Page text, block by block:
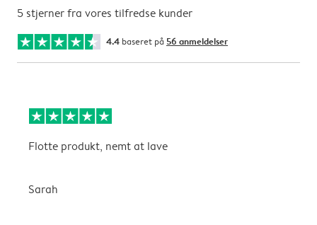
5 stjerner fra vores tilfredse kunder
4.4 baseret på 56 anmeldelser
Flotte produkt, nemt at lave
Sarah